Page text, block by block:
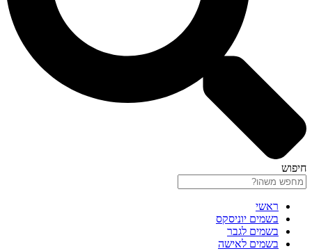
חיפוש
ראשי
בשמים יוניסקס
בשמים לגבר
בשמים לאישה